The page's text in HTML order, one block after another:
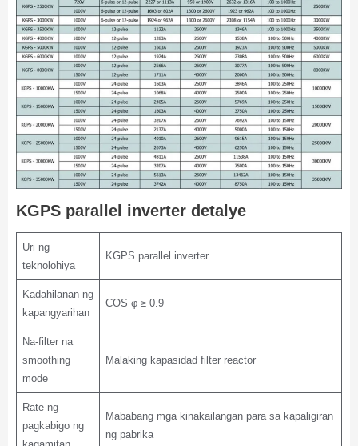
KGPS parallel inverter detalye
Uri ng
teknolohiya
KGPS parallel inverter
Kadahilanan ng
kapangyarihan
COS φ ≥ 0.9
Na-filter na
smoothing
mode
Malaking kapasidad filter reactor
Rate ng
pagkabigo ng
Mababang mga kinakailangan para sa kapaligiran
ng pabrika